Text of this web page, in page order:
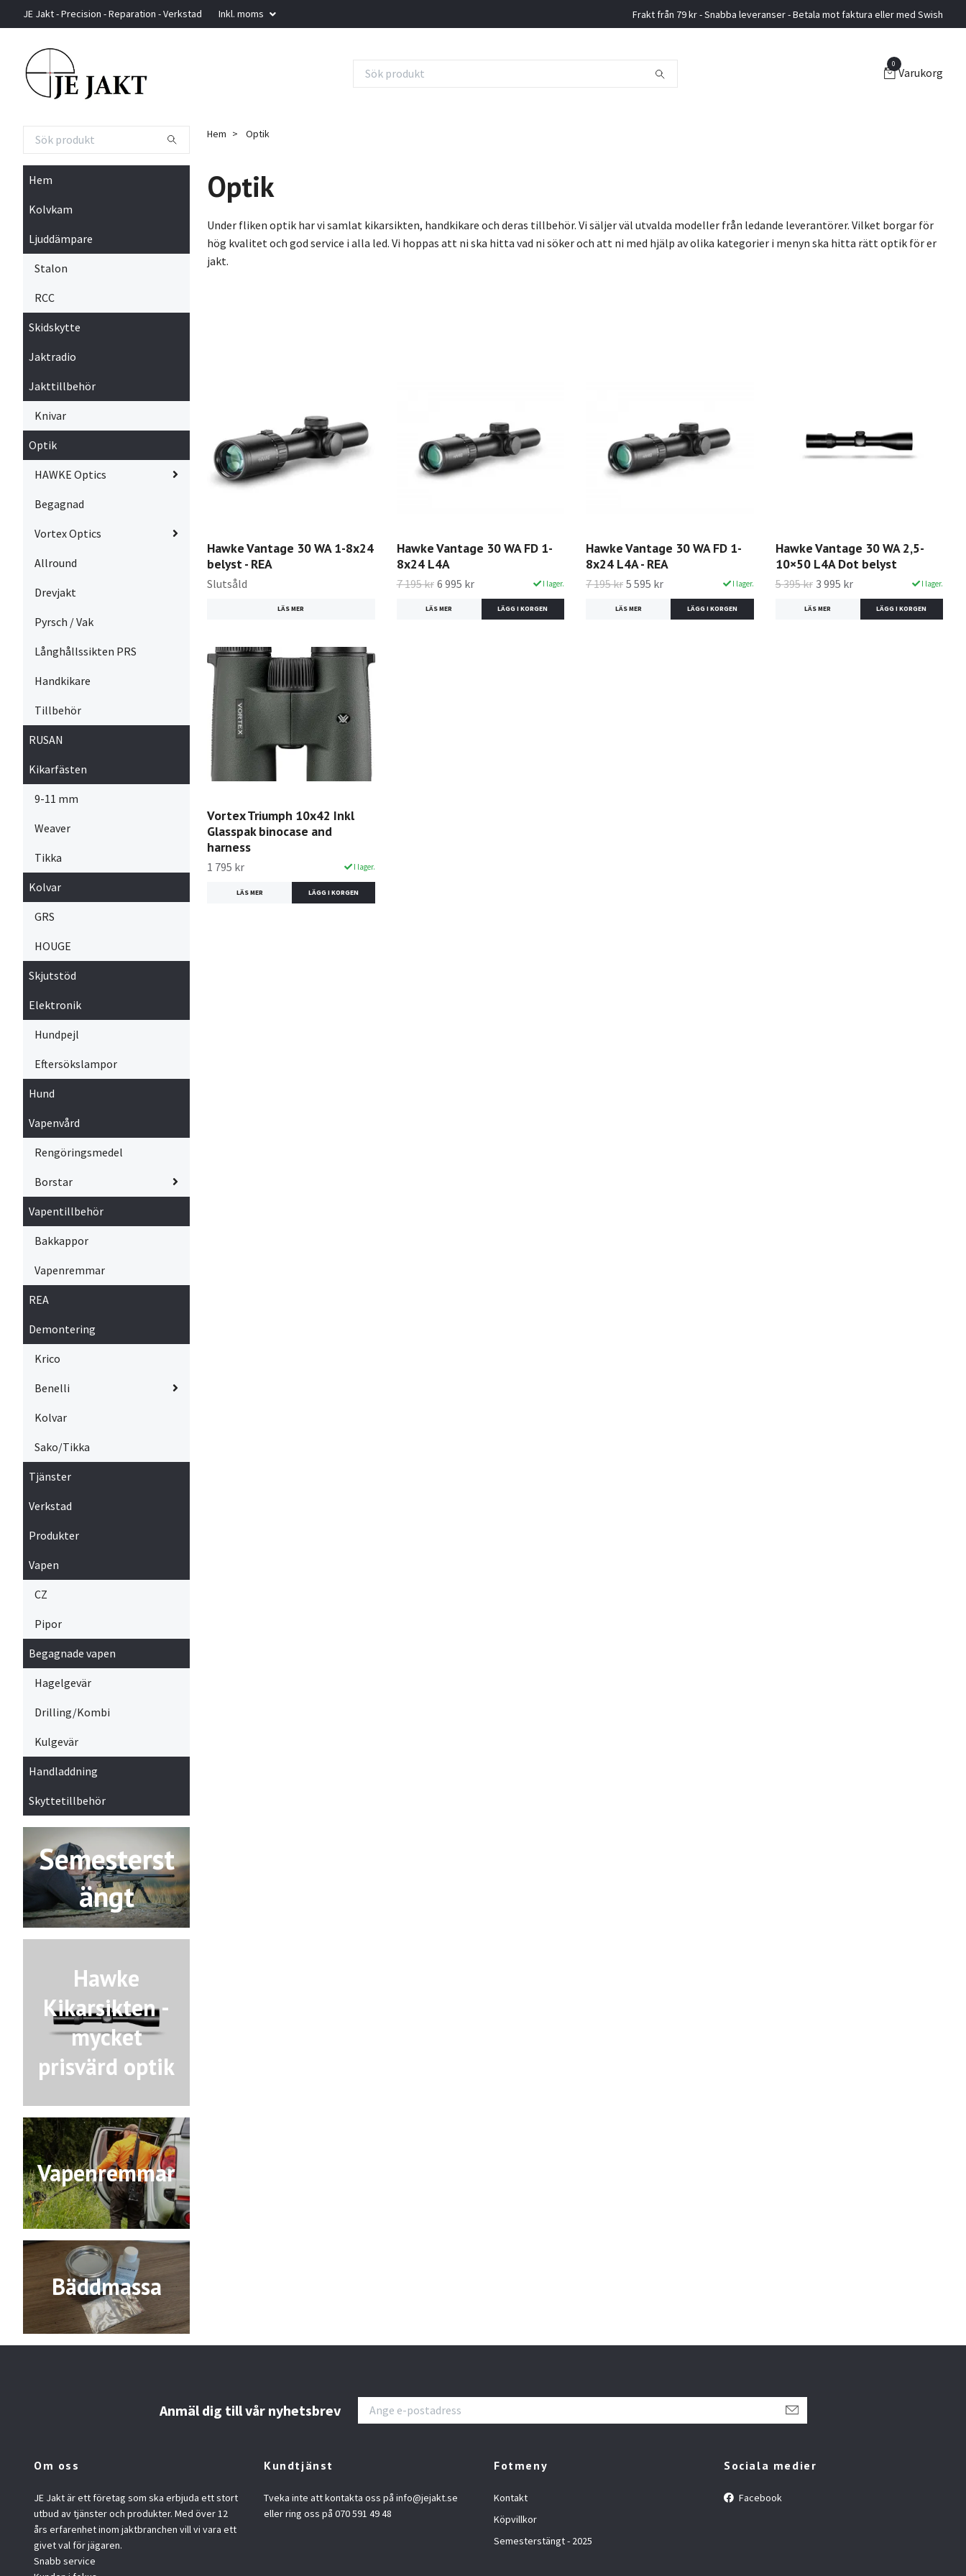
JE Jakt - Precision - Reparation - Verkstad Inkl. moms Frakt från 79 kr - Snabba leveranser - Betala mot faktura eller med Swish
0
Varukorg
Hem
Kolvkam
Ljuddämpare
Stalon
RCC
Skidskytte
Jaktradio
Jakttillbehör
Knivar
Optik
HAWKE Optics
Begagnad
Vortex Optics
Allround
Drevjakt
Pyrsch / Vak
Långhållssikten PRS
Handkikare
Tillbehör
RUSAN
Kikarfästen
9-11 mm
Weaver
Tikka
Kolvar
GRS
HOUGE
Skjutstöd
Elektronik
Hundpejl
Eftersökslampor
Hund
Vapenvård
Rengöringsmedel
Borstar
Vapentillbehör
Bakkappor
Vapenremmar
REA
Demontering
Krico
Benelli
Kolvar
Sako/Tikka
Tjänster
Verkstad
Produkter
Vapen
CZ
Pipor
Begagnade vapen
Hagelgevär
Drilling/Kombi
Kulgevär
Handladdning
Skyttetillbehör
Semesterst
ängt
Hawke
Kikarsikten -
mycket
prisvärd optik
Vapenremmar
Bäddmassa
Hem Optik
Optik
Under fliken optik har vi samlat kikarsikten, handkikare och deras tillbehör. Vi säljer väl utvalda modeller från ledande leverantörer. Vilket borgar för
hög kvalitet och god service i alla led. Vi hoppas att ni ska hitta vad ni söker och att ni med hjälp av olika kategorier i menyn ska hitta rätt optik för er
jakt.
Hawke Vantage 30 WA 1-8x24
belyst - REA
Slutsåld
LÄS MER
Hawke Vantage 30 WA FD 1-
8x24 L4A
7 195 kr 6 995 kr I lager.
LÄS MER
Hawke Vantage 30 WA FD 1-
8x24 L4A - REA
7 195 kr 5 595 kr I lager.
LÄS MER
Hawke Vantage 30 WA 2,5-
10×50 L4A Dot belyst
5 395 kr 3 995 kr I lager.
LÄS MER
Vortex Triumph 10x42 Inkl
Glasspak binocase and
harness
1 795 kr I lager.
LÄS MER
Anmäl dig till vår nyhetsbrev
Om oss
JE Jakt är ett företag som ska erbjuda ett stort
utbud av tjänster och produkter. Med över 12
års erfarenhet inom jaktbranchen vill vi vara ett
givet val för jägaren.
Snabb service
Kundtjänst
Tveka inte att kontakta oss på info@jejakt.se
eller ring oss på 070 591 49 48
Fotmeny
Kontakt
Köpvillkor
Semesterstängt - 2025
Sociala medier
Facebook